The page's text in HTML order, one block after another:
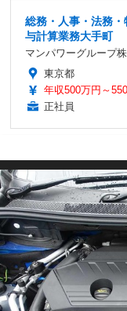
総務・人事・法務
与計算業務大手町
マンパワーグループ
東京都
年収500万円～
正社員